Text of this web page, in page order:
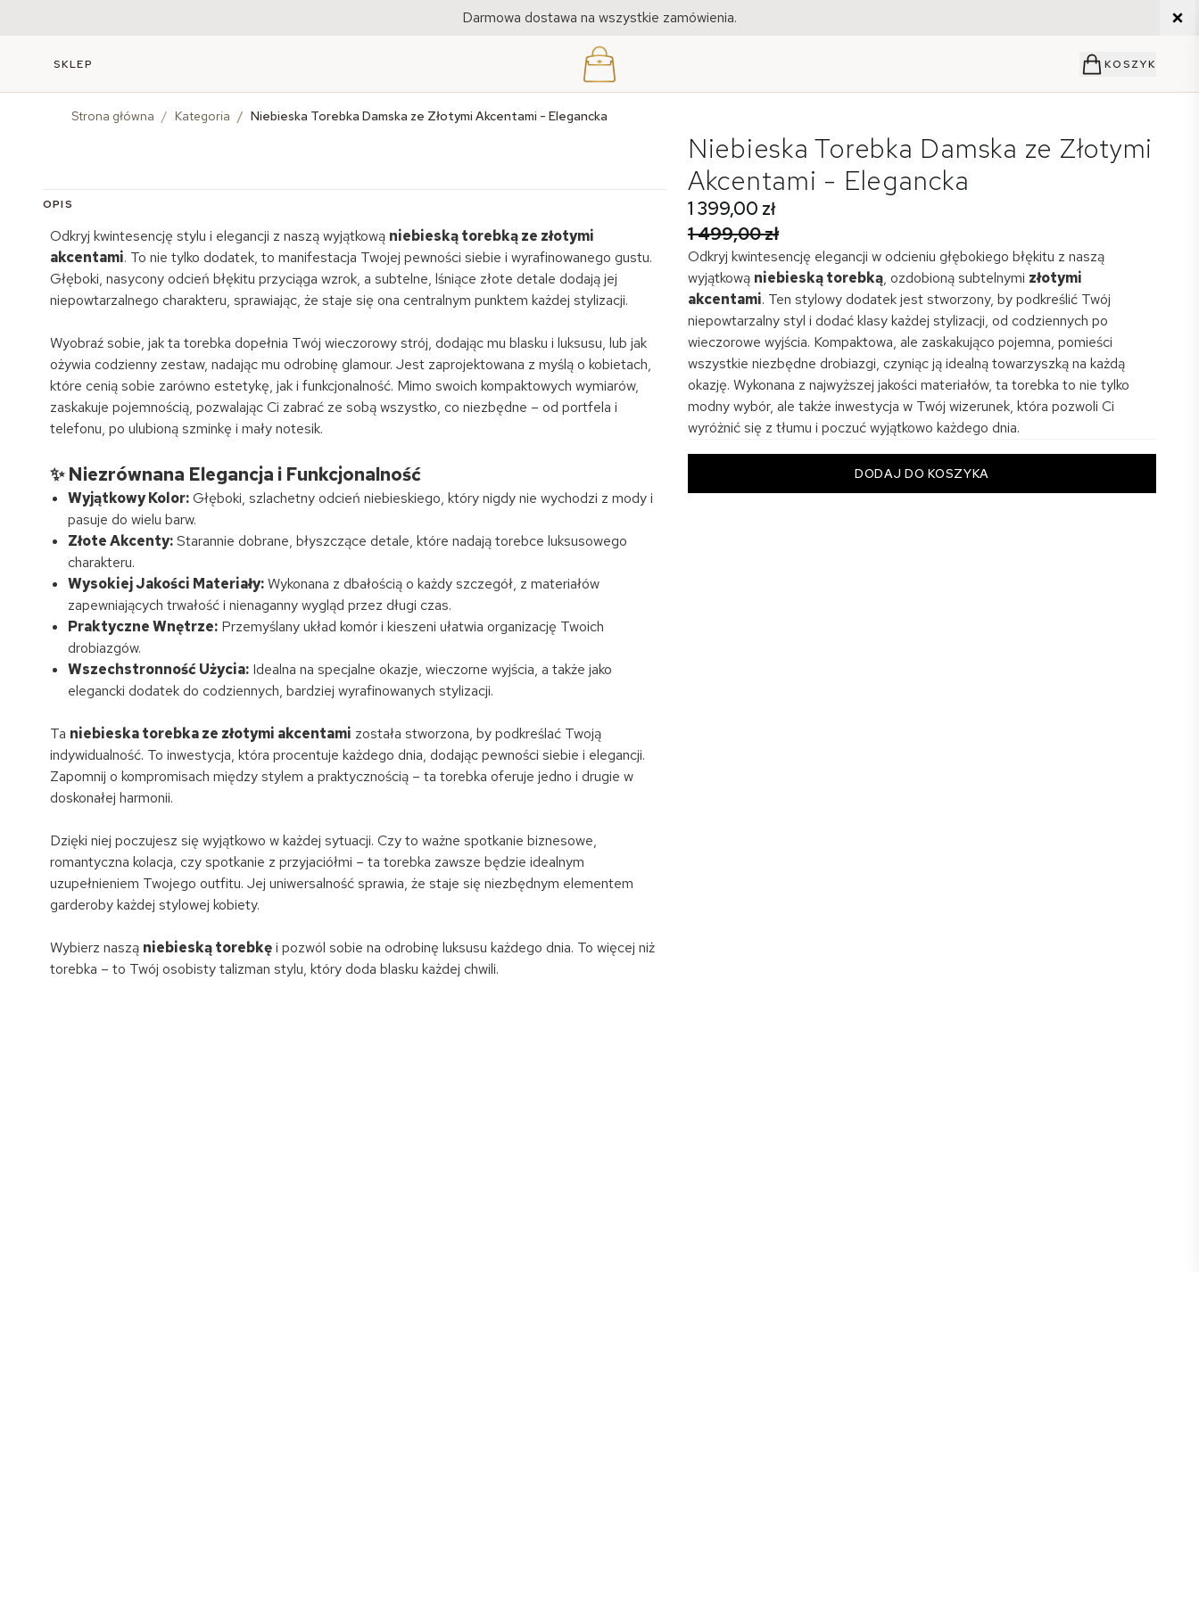
Darmowa dostawa na wszystkie zamówienia.
SKLEP KOSZYK
Strona główna / Kategoria / Niebieska Torebka Damska ze Złotymi Akcentami - Elegancka
Niebieska Torebka Damska ze Złotymi
Akcentami - Elegancka
1 399,00 zł
1 499,00 zł
Odkryj kwintesencję elegancji w odcieniu głębokiego błękitu z naszą
wyjątkową niebieską torebką, ozdobioną subtelnymi złotymi
akcentami. Ten stylowy dodatek jest stworzony, by podkreślić Twój
niepowtarzalny styl i dodać klasy każdej stylizacji, od codziennych po
wieczorowe wyjścia. Kompaktowa, ale zaskakująco pojemna, pomieści
wszystkie niezbędne drobiazgi, czyniąc ją idealną towarzyszką na każdą
okazję. Wykonana z najwyższej jakości materiałów, ta torebka to nie tylko
modny wybór, ale także inwestycja w Twój wizerunek, która pozwoli Ci
wyróżnić się z tłumu i poczuć wyjątkowo każdego dnia.
DODAJ DO KOSZYKA
OPIS
Odkryj kwintesencję stylu i elegancji z naszą wyjątkową niebieską torebką ze złotymi
akcentami. To nie tylko dodatek, to manifestacja Twojej pewności siebie i wyrafinowanego gustu.
Głęboki, nasycony odcień błękitu przyciąga wzrok, a subtelne, lśniące złote detale dodają jej
niepowtarzalnego charakteru, sprawiając, że staje się ona centralnym punktem każdej stylizacji.
Wyobraź sobie, jak ta torebka dopełnia Twój wieczorowy strój, dodając mu blasku i luksusu, lub jak
ożywia codzienny zestaw, nadając mu odrobinę glamour. Jest zaprojektowana z myślą o kobietach,
które cenią sobie zarówno estetykę, jak i funkcjonalność. Mimo swoich kompaktowych wymiarów,
zaskakuje pojemnością, pozwalając Ci zabrać ze sobą wszystko, co niezbędne – od portfela i
telefonu, po ulubioną szminkę i mały notesik.
✨ Niezrównana Elegancja i Funkcjonalność
Wyjątkowy Kolor:Głęboki, szlachetny odcień niebieskiego, który nigdy nie wychodzi z mody i
pasuje do wielu barw.
Złote Akcenty:Starannie dobrane, błyszczące detale, które nadają torebce luksusowego
charakteru.
Wysokiej Jakości Materiały:Wykonana z dbałością o każdy szczegół, z materiałów
zapewniających trwałość i nienaganny wygląd przez długi czas.
Praktyczne Wnętrze: Przemyślany układ komór i kieszeni ułatwia organizację Twoich
drobiazgów.
Wszechstronność Użycia: Idealna na specjalne okazje, wieczorne wyjścia, a także jako
elegancki dodatek do codziennych, bardziej wyrafinowanych stylizacji.
Ta niebieska torebka ze złotymi akcentami została stworzona, by podkreślać Twoją
indywidualność. To inwestycja, która procentuje każdego dnia, dodając pewności siebie i elegancji.
Zapomnij o kompromisach między stylem a praktycznością – ta torebka oferuje jedno i drugie w
doskonałej harmonii.
Dzięki niej poczujesz się wyjątkowo w każdej sytuacji. Czy to ważne spotkanie biznesowe,
romantyczna kolacja, czy spotkanie z przyjaciółmi – ta torebka zawsze będzie idealnym
uzupełnieniem Twojego outfitu. Jej uniwersalność sprawia, że staje się niezbędnym elementem
garderoby każdej stylowej kobiety.
Wybierz naszą niebieską torebkęi pozwól sobie na odrobinę luksusu każdego dnia. To więcej niż
torebka – to Twój osobisty talizman stylu, który doda blasku każdej chwili.